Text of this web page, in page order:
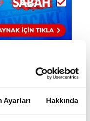
Ayarları Hakkında